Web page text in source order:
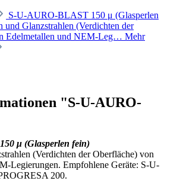
S-U-AURO-BLAST 150 μ (Glasperlen
und Glanzstrahlen (Verdichten der
Edelmetallen und NEM-Leg… Mehr
"S-U-AURO-
μ (Glasperlen fein)
(Verdichten der Oberfläche) von
Legierungen. Empfohlene Geräte: S-U-
200.